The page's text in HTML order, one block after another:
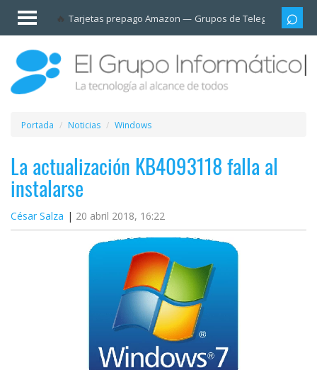
Tarjetas prepago Amazon Grupos de Telegram
Invitado
Iniciar
sesión /
Registrarse
Esenciales
Móviles
Ofertas
Apps
Portada Noticias Windows
La actualización KB4093118 falla al
instalarse
César Salza 20 abril 2018, 16:22